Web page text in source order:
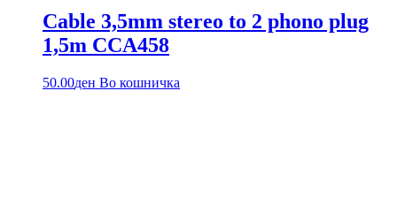
Cable 3,5mm stereo to 2 phono plug
1,5m CCA458
50.00ден Во кошничка